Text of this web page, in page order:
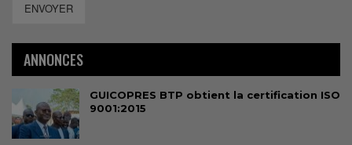
ENVOYER
ANNONCES
GUICOPRES BTP obtient la certification ISO
9001:2015